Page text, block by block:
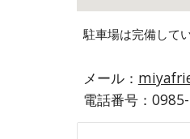
駐車場は完備してい
メール：
電話番号：